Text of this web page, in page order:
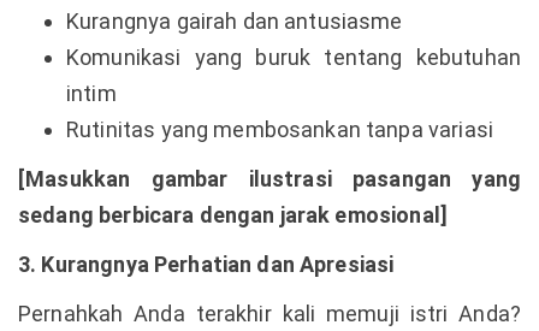
Kurangnya gairah dan antusiasme
Komunikasi yang buruk tentang kebutuhan
intim
Rutinitas yang membosankan tanpa variasi
[Masukkan gambar ilustrasi pasangan yang
sedang berbicara dengan jarak emosional]
3. Kurangnya Perhatian dan Apresiasi
Pernahkah Anda terakhir kali memuji istri Anda?